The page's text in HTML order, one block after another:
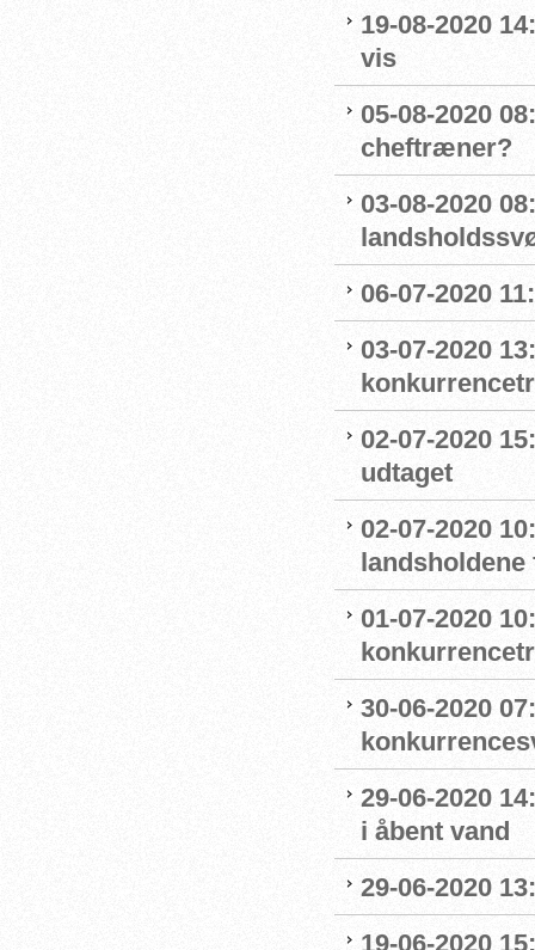
19-08-2020
vis
05-08-2020
cheftræner?
03-08-2020
06-07-2020
03-07-2020
02-07-2020
udtaget
02-07-2020
01-07-2020
30-06-2020
29-06-2020
i åbent vand
29-06-2020
19-06-2020